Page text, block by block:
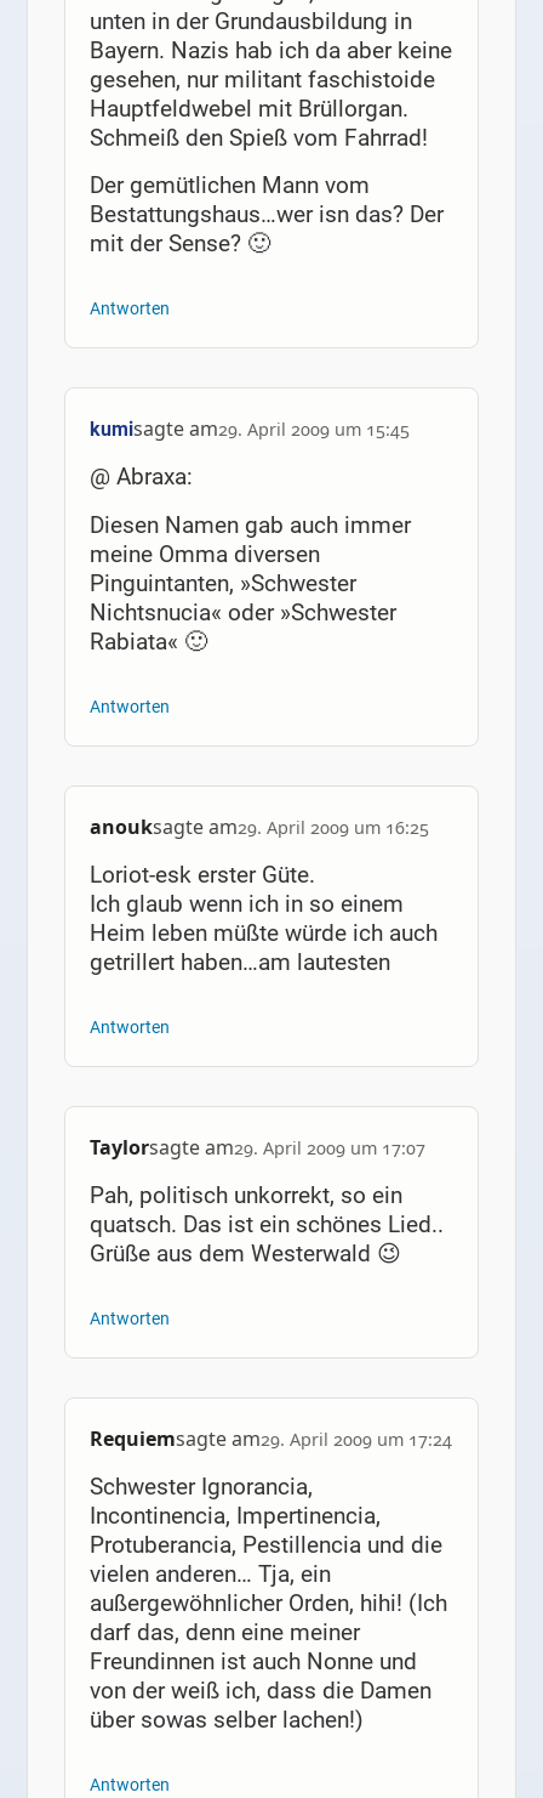
unten in der Grundausbildung in
Bayern. Nazis hab ich da aber keine
gesehen, nur militant faschistoide
Hauptfeldwebel mit Brüllorgan.
Schmeiß den Spieß vom Fahrrad!
Der gemütlichen Mann vom
Bestattungshaus…wer isn das? Der
mit der Sense? 🙂
Antworten
kumisagte am29. April 2009 um 15:45
@ Abraxa:
Diesen Namen gab auch immer
meine Omma diversen
Pinguintanten, »Schwester
Nichtsnucia« oder »Schwester
Rabiata« 🙂
Antworten
anouksagte am29. April 2009 um 16:25
Loriot-esk erster Güte.
Ich glaub wenn ich in so einem
Heim leben müßte würde ich auch
getrillert haben…am lautesten
Antworten
Taylorsagte am29. April 2009 um 17:07
Pah, politisch unkorrekt, so ein
quatsch. Das ist ein schönes Lied..
Grüße aus dem Westerwald 😉
Antworten
Requiemsagte am29. April 2009 um 17:24
Schwester Ignorancia,
Incontinencia, Impertinencia,
Protuberancia, Pestillencia und die
vielen anderen… Tja, ein
außergewöhnlicher Orden, hihi! (Ich
darf das, denn eine meiner
Freundinnen ist auch Nonne und
von der weiß ich, dass die Damen
über sowas selber lachen!)
Antworten